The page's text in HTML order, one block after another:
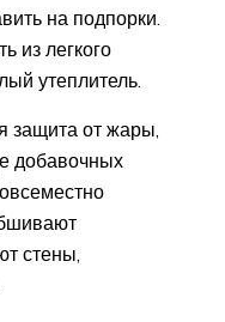
на подпорки.
из легкого
утеплитель.
защита от жары,
добавочных
стены,